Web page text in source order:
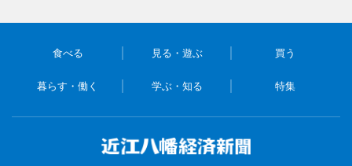
食べる 見る・遊ぶ 買う
暮らす・働く 学ぶ・知る 特集